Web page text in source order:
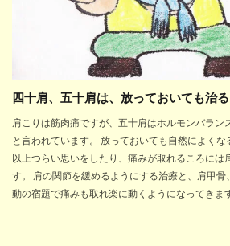
四十肩、五十肩は、放っておいても治る
肩こりは筋肉痛ですが、五十肩はホルモンバラン
と言われています。 放っておいても自然によく
以上つらい思いをしたり、痛みが取れるころには
す。 肩の関節を緩めるようにする治療と、肩甲
動の宿題で痛みも取れ楽に動くようになってきま